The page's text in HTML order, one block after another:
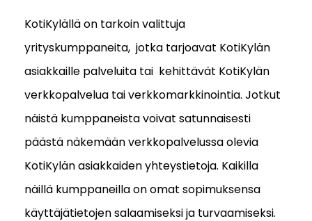
KotiKylällä on tarkoin valittuja
yrityskumppaneita, jotka tarjoavat KotiKylän
asiakkaille palveluita tai kehittävät KotiKylän
verkkopalvelua tai verkkomarkkinointia. Jotkut
näistä kumppaneista voivat satunnaisesti
päästä näkemään verkkopalvelussa olevia
KotiKylän asiakkaiden yhteystietoja. Kaikilla
näillä kumppaneilla on omat sopimuksensa
käyttäjätietojen salaamiseksi ja turvaamiseksi.